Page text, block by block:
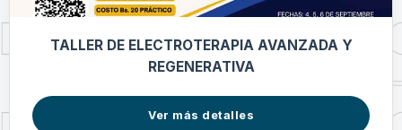
TALLER DE ELECTROTERAPIA AVANZADA Y
REGENERATIVA
Ver más detalles